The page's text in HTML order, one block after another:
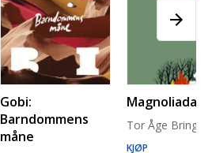
Gobi:
Barndommens
måne
Tor Åge
KJØP